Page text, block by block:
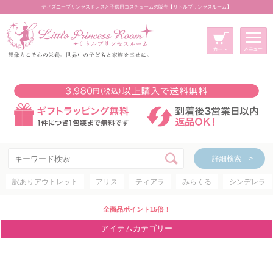
ディズニープリンセスドレスと子供用コスチュームの販売【リトルプリンセスルーム】
詳細検索 >
訳ありアウトレット アリス ティアラ みらくる シンデレラ
全商品ポイント15倍！
アイテムカテゴリー
新規会員登録
マイページ
カート
詳細検索 >
アイテムカテゴリー
ディズニープリンセス
ディズニキャラクター